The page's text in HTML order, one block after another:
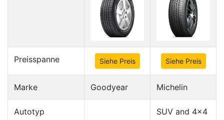
Preisspanne Siehe Preis Siehe Preis
Marke Goodyear Michelin
Autotyp SUV and 4x4